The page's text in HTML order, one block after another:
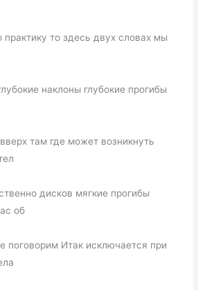
то здесь двух словах мы
наклоны глубокие прогибы
там где может возникнуть
дисков мягкие прогибы
об
поговорим Итак исключается при